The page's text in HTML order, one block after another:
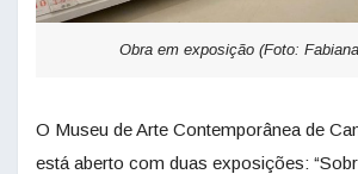
Obra em exposição (Foto:
O Museu de Arte Contemporânea de
está aberto com duas exposições: